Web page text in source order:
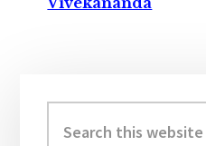
Sidebar
this